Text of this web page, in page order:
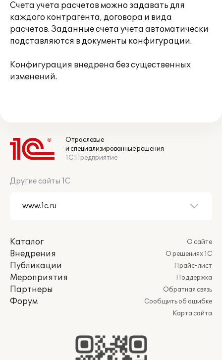
Счета учета расчетов можно задавать для
каждого контрагента, договора и вида
расчетов. Заданные счета учета автоматически
подставляются в документы конфигурации.
Конфигурация внедрена без существенных
изменений.
Отраслевые
и специализированные решения
1С:Предприятие
Другие сайты 1С
Каталог
Внедрения
Публикации
Мероприятия
Партнеры
Форум
О сайте
О решениях 1С
Прайс-лист
Поддержка
Обратная связь
Сообщить об ошибке
Карта сайта